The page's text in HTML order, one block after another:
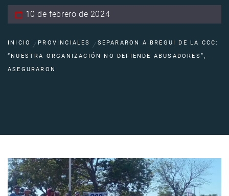
10 de febrero de 2024
INICIO PROVINCIALES
SEPARARON A BREGUI DE LA CCC:
“NUESTRA ORGANIZACIÓN NO DEFIENDE ABUSADORES”,
ASEGURARON